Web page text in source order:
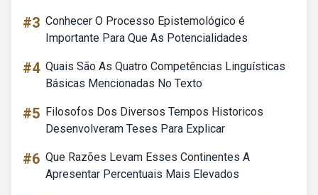
#3 Conhecer O Processo Epistemológico é
Importante Para Que As Potencialidades
#4 Quais São As Quatro Competências Linguísticas
Básicas Mencionadas No Texto
#5 Filosofos Dos Diversos Tempos Historicos
Desenvolveram Teses Para Explicar
#6 Que Razões Levam Esses Continentes A
Apresentar Percentuais Mais Elevados